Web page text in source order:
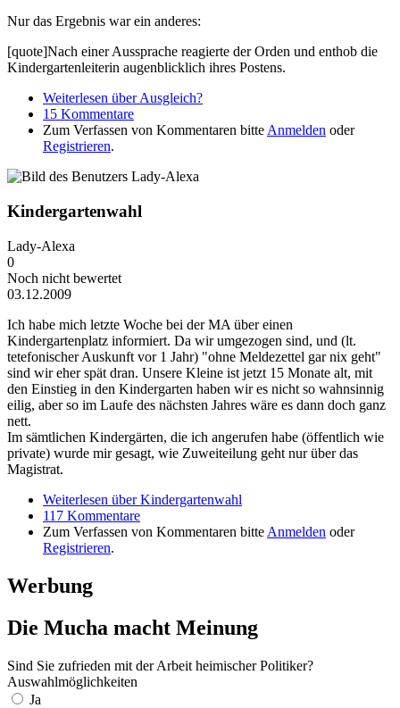
Nur das Ergebnis war ein anderes:
[quote]Nach einer Aussprache reagierte der Orden und enthob die
Kindergartenleiterin augenblicklich ihres Postens.
Weiterlesen über Ausgleich?
15 Kommentare
Zum Verfassen von Kommentaren bitte Anmelden oder
Registrieren.
Kindergartenwahl
Lady-Alexa
0
Noch nicht bewertet
03.12.2009
Ich habe mich letzte Woche bei der MA über einen
Kindergartenplatz informiert. Da wir umgezogen sind, und (lt.
tetefonischer Auskunft vor 1 Jahr) "ohne Meldezettel gar nix geht"
sind wir eher spät dran. Unsere Kleine ist jetzt 15 Monate alt, mit
den Einstieg in den Kindergarten haben wir es nicht so wahnsinnig
eilig, aber so im Laufe des nächsten Jahres wäre es dann doch ganz
nett.
Im sämtlichen Kindergärten, die ich angerufen habe (öffentlich wie
private) wurde mir gesagt, wie Zuweiteilung geht nur über das
Magistrat.
Weiterlesen über Kindergartenwahl
117 Kommentare
Zum Verfassen von Kommentaren bitte Anmelden oder
Registrieren.
Werbung
Die Mucha macht Meinung
Sind Sie zufrieden mit der Arbeit heimischer Politiker?
Auswahlmöglichkeiten
Ja